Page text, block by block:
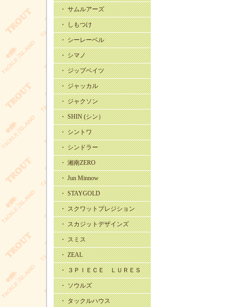
・ サムルアーズ
・ しもつけ
・ シーレーベル
・ シマノ
・ ジップベイツ
・ ジャッカル
・ ジャクソン
・ SHIN (シン）
・ シントワ
・ シンドラー
・ 湘南ZERO
・ Jun Minnow
・ STAYGOLD
・ スクワットプレジション
・ スカジットデザインズ
・ スミス
・ ZEAL
・ ３ＰＩＥＣＥ ＬＵＲＥＳ
・ ソウルズ
・ タックルハウス